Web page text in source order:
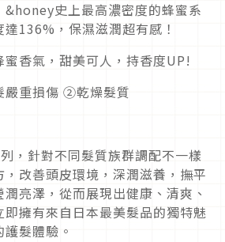
&honey史上最高濃密度的蜂蜜系
136%，保濕滋潤超有感！
香氣，甜美可人，持香度UP!
重損傷 ②乾燥髮質
，針對不同髮質族群調配不一樣
改善頭皮環境，深潤滋養，撫平
亮澤，從而展現出健康、清爽、
擁有來自日本最美髮品的獨特魅
髮體驗。